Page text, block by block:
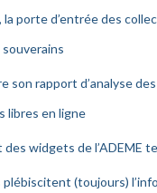
la porte d’entrée des
son rapport d’analyse
libres en ligne
widgets de l’ADEME
(toujours)